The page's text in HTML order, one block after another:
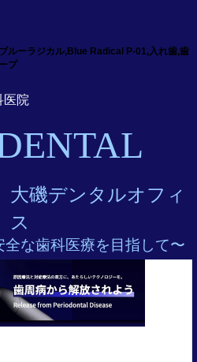
ルーラジカル,Blue Radical P-01,入れ歯,歯
プ
医院
大磯デンタルオフィ
ス
な歯科医療を目指して〜